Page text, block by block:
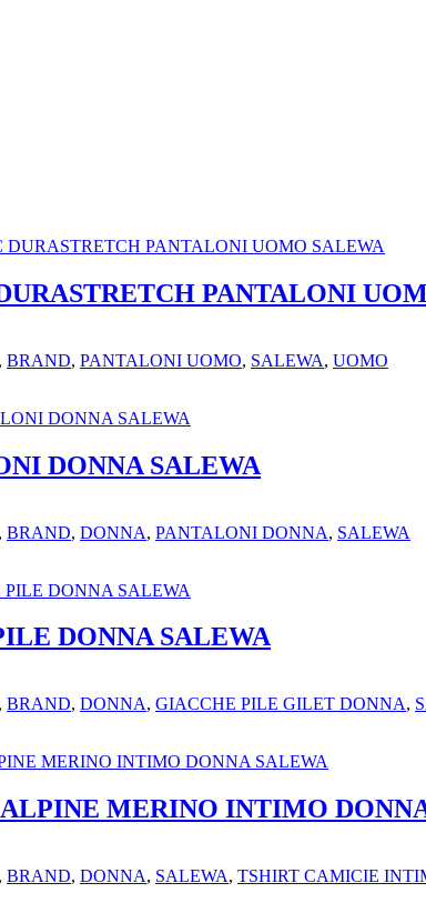
PANTALONI
, BRAND, PANTALONI UOMO, SALEWA, UOMO
DONNA SALEWA
, BRAND, DONNA, PANTALONI DONNA, SALEWA
DONNA SALEWA
, BRAND, DONNA, GIACCHE PILE GILET DONNA,
MERINO INTIMO
, BRAND, DONNA, SALEWA, TSHIRT CAMICIE